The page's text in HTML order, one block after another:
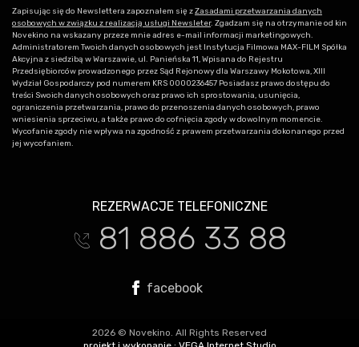
Zapisując się do Newslettera zapoznałem się zZasadami przetwarzania danych
osobowych w związku z realizacją usługi Newsleter. Zgadzam się na otrzymanie od kin
Novekino na wskazany przeze mnie adres e-mail informacji marketingowych.
Administratorem Twoich danych osobowych jest Instytucja Filmowa MAX-FILM Spółka
Akcyjna z siedzibą w Warszawie, ul. Panieńska 11, Wpisana do Rejestru
Przedsiębiorców prowadzonego przez Sąd Rejonowy dla Warszawy Mokotowa, XIII
Wydział Gospodarczy pod numerem KRS 0000236457 Posiadasz prawo dostępu do
treści Swoich danych osobowych oraz prawo ich sprostowania, usunięcia,
ograniczenia przetwarzania, prawo do przenoszenia danych osobowych, prawo
wniesienia sprzeciwu, a także prawo do cofnięcia zgody w dowolnym momencie.
Wycofanie zgody nie wpływa na zgodność z prawem przetwarzania dokonanego przed
jej wycofaniem.
REZERWACJE TELEFONICZNE
t 81 886 33 88
facebook
2026 © Novekino. All Rights Reserved